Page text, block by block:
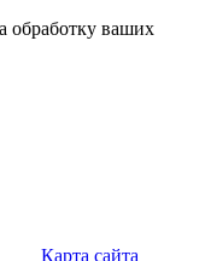
обработку ваших
Карта сайта